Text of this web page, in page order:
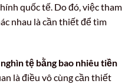
quốc tế. Do đó, việc tham
nhau là cần thiết để tìm
tệ bằng bao nhiêu tiền
là điều vô cùng cần thiết